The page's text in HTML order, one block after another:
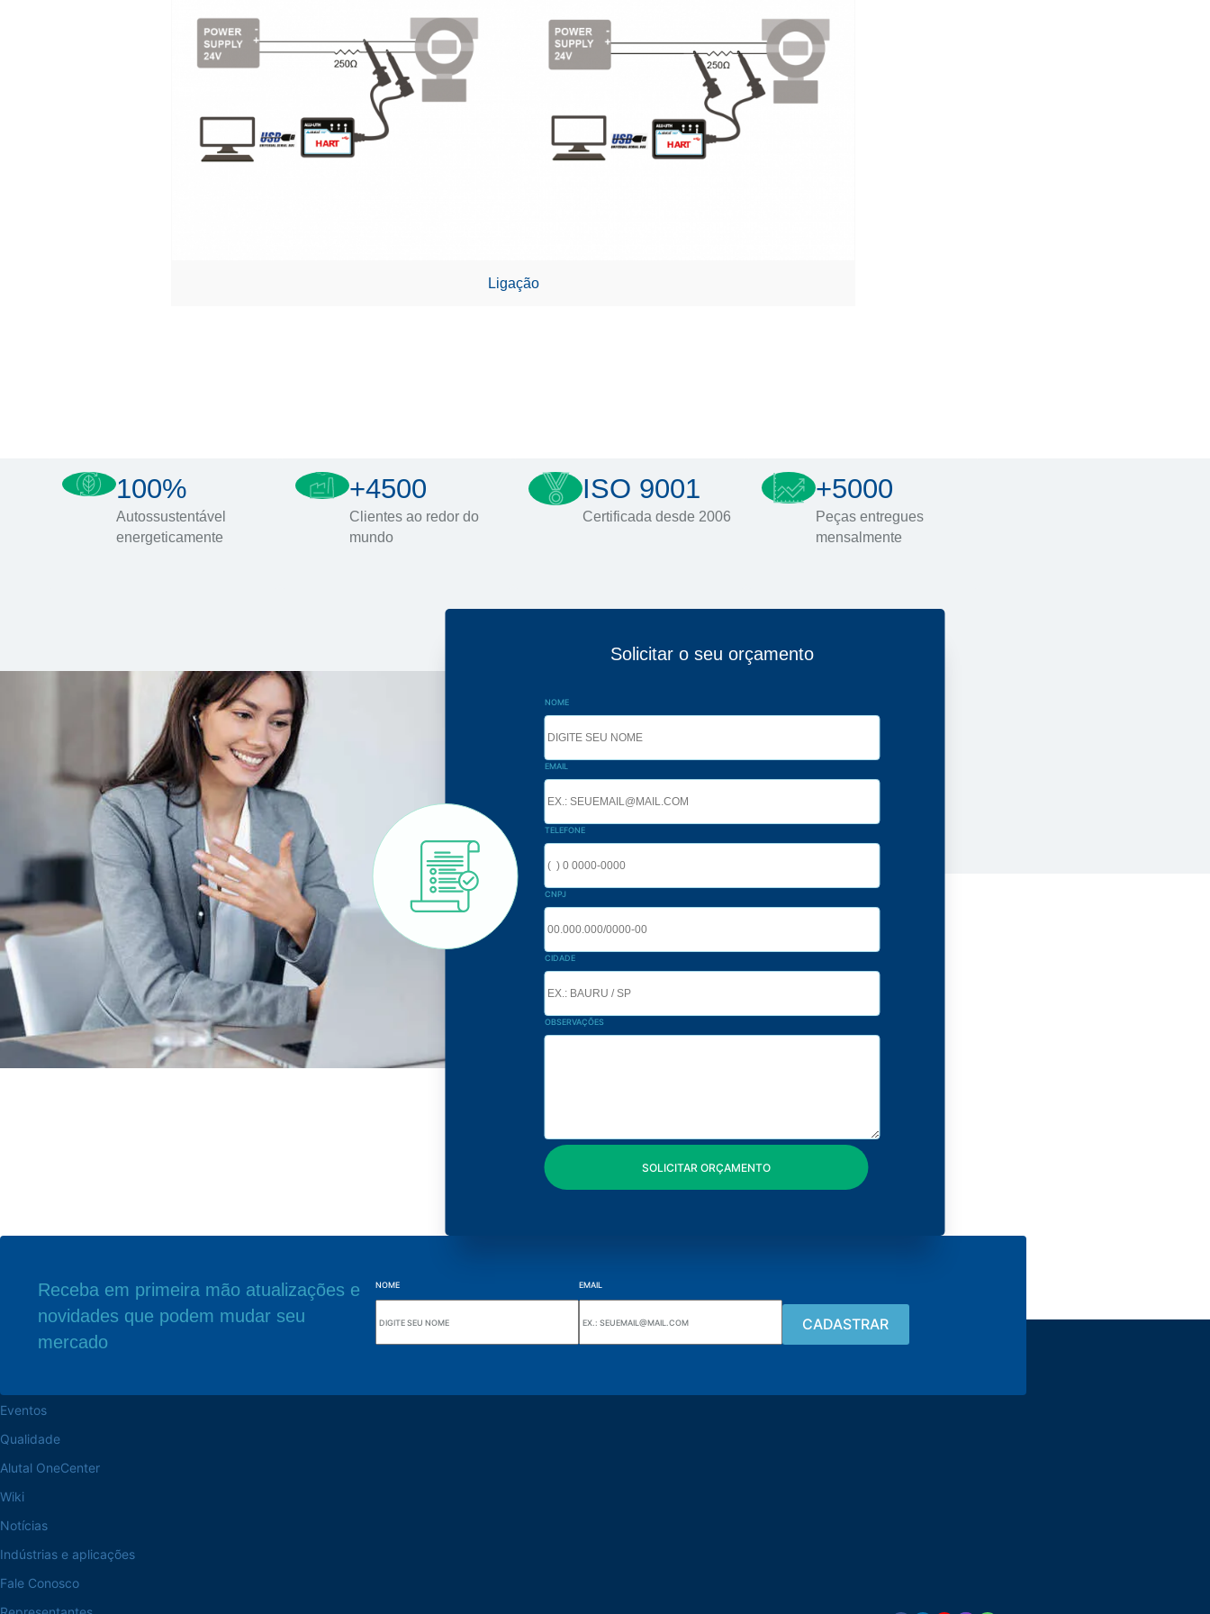
Ligação
100%
Autossustentável
energeticamente
+4500
Clientes ao redor do
mundo
ISO 9001
Certificada desde 2006
+5000
Peças entregues
mensalmente
Solicitar o seu orçamento
NOME
EMAIL
TELEFONE
CNPJ
CIDADE
OBSERVAÇÕES
Receba em primeira mão atualizações e
novidades que podem mudar seu
mercado
NOME EMAIL
Navegue pelo site
Sobre a Alutal
Eventos
Qualidade
Alutal OneCenter
Wiki
Notícias
Indústrias e aplicações
Fale Conosco
Wiki Alutal